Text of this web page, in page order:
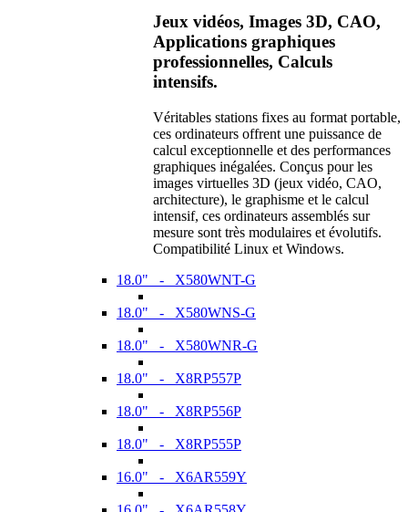
Jeux vidéos, Images 3D, CAO,
Applications graphiques
professionnelles, Calculs
intensifs.
Véritables stations fixes au format portable,
ces ordinateurs offrent une puissance de
calcul exceptionnelle et des performances
graphiques inégalées. Conçus pour les
images virtuelles 3D (jeux vidéo, CAO,
architecture), le graphisme et le calcul
intensif, ces ordinateurs assemblés sur
mesure sont très modulaires et évolutifs.
Compatibilité Linux et Windows.
18.0" - X580WNT-G
18.0" - X580WNS-G
18.0" - X580WNR-G
18.0" - X8RP557P
18.0" - X8RP556P
18.0" - X8RP555P
16.0" - X6AR559Y